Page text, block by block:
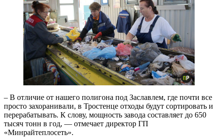
– В отличие от нашего полигона под Заславлем, где почти все
просто захоранивали, в Тростенце отходы будут сортировать и
перерабатывать. К слову, мощность завода составляет до 650
тысяч тонн в год, — отмечает директор ГП
«Минрайтеплосеть».